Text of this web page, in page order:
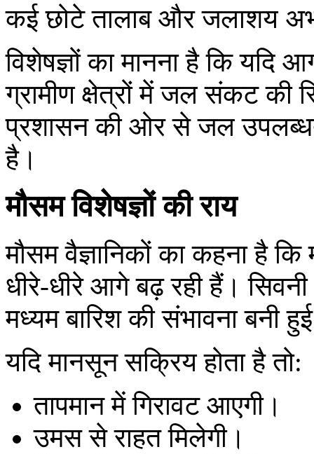
कई छोटे तालाब और जलाशय
विशेषज्ञों का मानना है कि यदि
ग्रामीण क्षेत्रों में जल संकट की
प्रशासन की ओर से जल
है।
मौसम विशेषज्ञों की राय
मौसम वैज्ञानिकों का कहना है
धीरे-धीरे आगे बढ़ रही हैं।
मध्यम बारिश की संभावना बनी
यदि मानसून सक्रिय होता है तो:
तापमान में गिरावट आएगी।
उमस से राहत मिलेगी।